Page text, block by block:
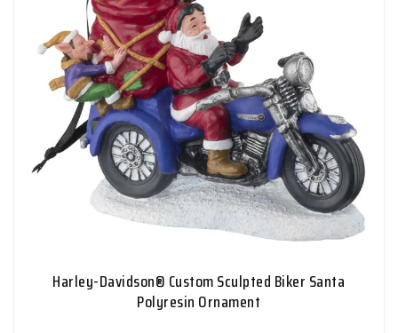
Harley-Davidson® Custom Sculpted Biker Santa
Polyresin Ornament